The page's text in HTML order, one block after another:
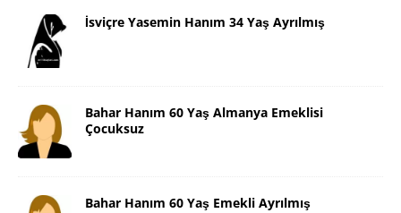
İsviçre Yasemin Hanım 34 Yaş Ayrılmış
Bahar Hanım 60 Yaş Almanya Emeklisi
Çocuksuz
Bahar Hanım 60 Yaş Emekli Ayrılmış